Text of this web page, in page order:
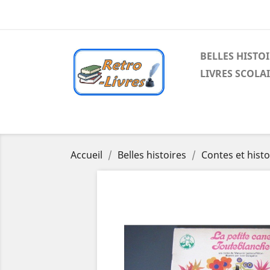
BELLES
LIVRES
Accueil Belles histoires Contes et